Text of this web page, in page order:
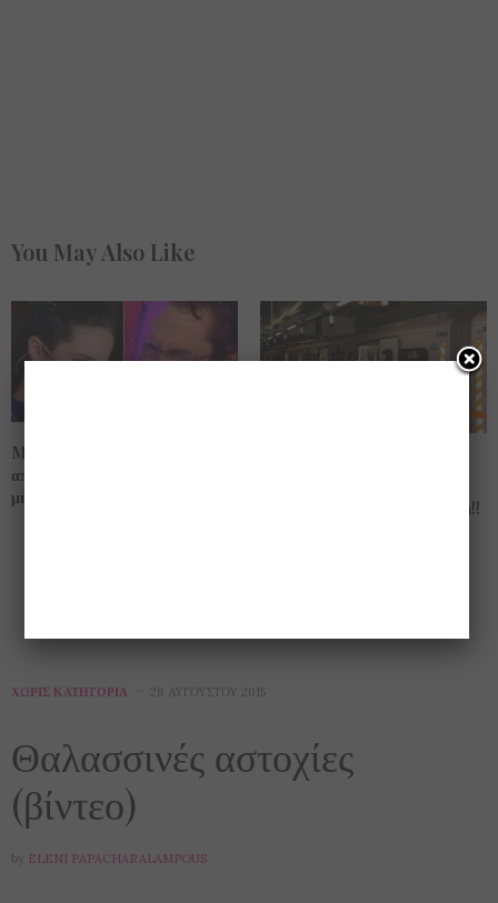
You May Also Like
Mία ωραία φωνή… που πίσω
απ’αυτήν κρύβεται ένα τεράστιο
μήνυμα ζωής!! (βίντεο)
ημέρες του ψύχους που έρχονται!!
ΧΩΡΊΣ ΚΑΤΗΓΟΡΊΑ 28 ΑΥΓΟΎΣΤΟΥ 2015
Θαλασσινές αστοχίες
(βίντεο)
by ELENI PAPACHARALAMPOUS